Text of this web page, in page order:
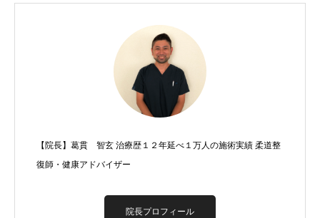
【院長】葛貫 智玄 治療歴１２年延べ１万人の施術実績 柔道整
復師・健康アドバイザー
院長プロフィール